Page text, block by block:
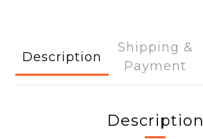
Description
Shipping &
Payment
Description